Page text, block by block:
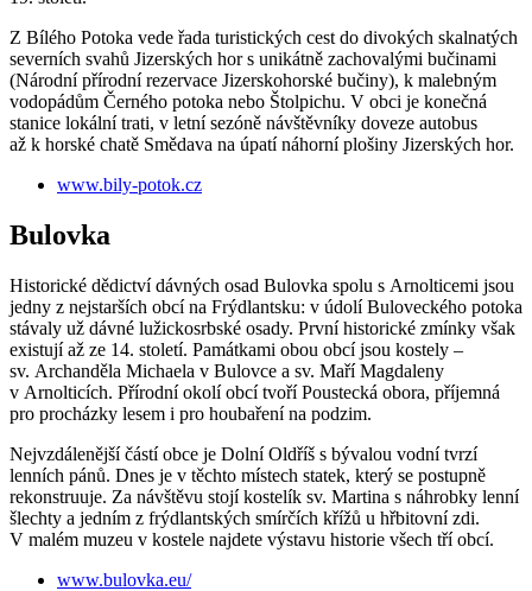
Z Bílého Potoka vede řada turistických cest do divokých skalnatých
severních svahů Jizerských hor s unikátně zachovalými bučinami
(Národní přírodní rezervace Jizerskohorské bučiny), k malebným
vodopádům Černého potoka nebo Štolpichu. V obci je konečná
stanice lokální trati, v letní sezóně návštěvníky doveze autobus
až k horské chatě Smědava na úpatí náhorní plošiny Jizerských hor.
www.bily-potok.cz
Bulovka
Historické dědictví dávných osad Bulovka spolu s Arnolticemi jsou
jedny z nejstarších obcí na Frýdlantsku: v údolí Buloveckého potoka
stávaly už dávné lužickosrbské osady. První historické zmínky však
existují až ze 14. století. Památkami obou obcí jsou kostely –
sv. Archanděla Michaela v Bulovce a sv. Maří Magdaleny
v Arnolticích. Přírodní okolí obcí tvoří Poustecká obora, příjemná
pro procházky lesem i pro houbaření na podzim.
Nejvzdálenější částí obce je Dolní Oldříš s bývalou vodní tvrzí
lenních pánů. Dnes je v těchto místech statek, který se postupně
rekonstruuje. Za návštěvu stojí kostelík sv. Martina s náhrobky lenní
šlechty a jedním z frýdlantských smírčích křížů u hřbitovní zdi.
V malém muzeu v kostele najdete výstavu historie všech tří obcí.
www.bulovka.eu/